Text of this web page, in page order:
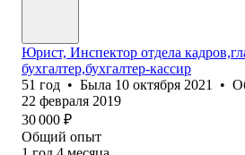
Юрист, Инспектор отдела
бухгалтер,бухгалтер-кассир
51 год • Была 10 октября 2021 •
22 февраля 2019
30 000 ₽
Общий опыт